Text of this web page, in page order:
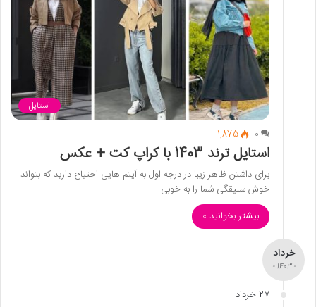
استایل
0
1,875
استایل ترند 1403 با کراپ کت + عکس
برای داشتن ظاهر زیبا در درجه اول به آیتم هایی احتیاج دارید که بتواند
خوش سلیقگی شما را به خوبی…
بیشتر بخوانید »
خرداد
- 1403 -
27 خرداد